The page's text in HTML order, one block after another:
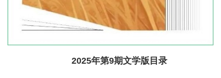
2025年第9期文学版目录